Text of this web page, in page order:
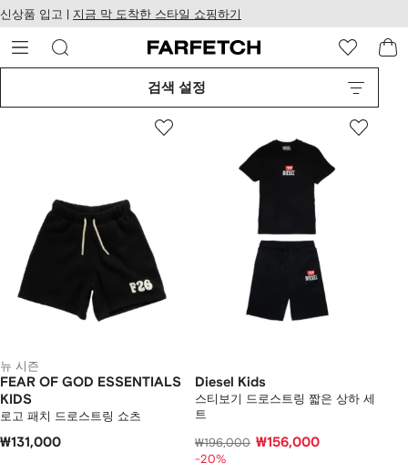
츠
건
너
기
치
웹
접
신상품 입고 | 지금 막 도착한 스타일 쇼핑하기
검색 설정
뉴 시즌
FEAR OF GOD ESSENTIALS
KIDS
로고 패치 드로스트링 쇼츠
₩131,000
Diesel Kids
스티보기 드로스트링 짧은 상하 세
트
₩196,000 ₩156,000
-20%